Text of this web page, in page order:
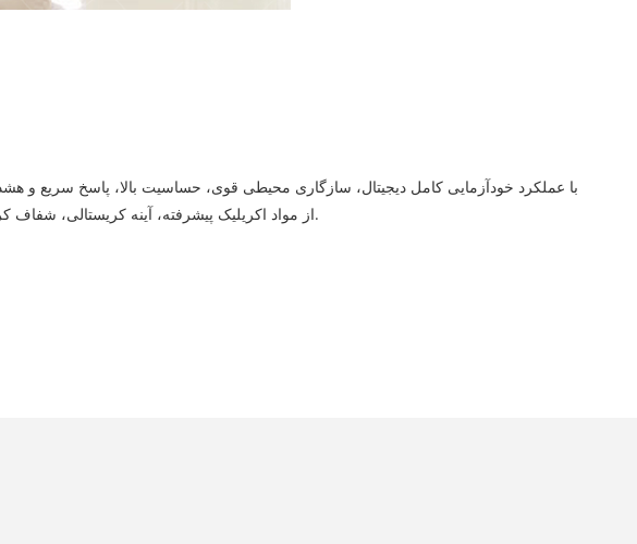
کند. AM6808 از مواد اکریلیک پیشرفته، آینه کریستالی، شفاف کریستالی استفاده می کند، می تواند با سبک علم و فناوری "شهر رمز و راز" به حس طراحی فروشگاه ادغام شود.